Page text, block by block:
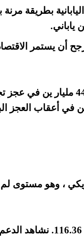
بطريقة مرنة
أن يستمر
أظهرت بيانات من وزارة المالية أن اليابان سجلت
قلص الين المكاسب إلى 116.58 مقابل الفرنك